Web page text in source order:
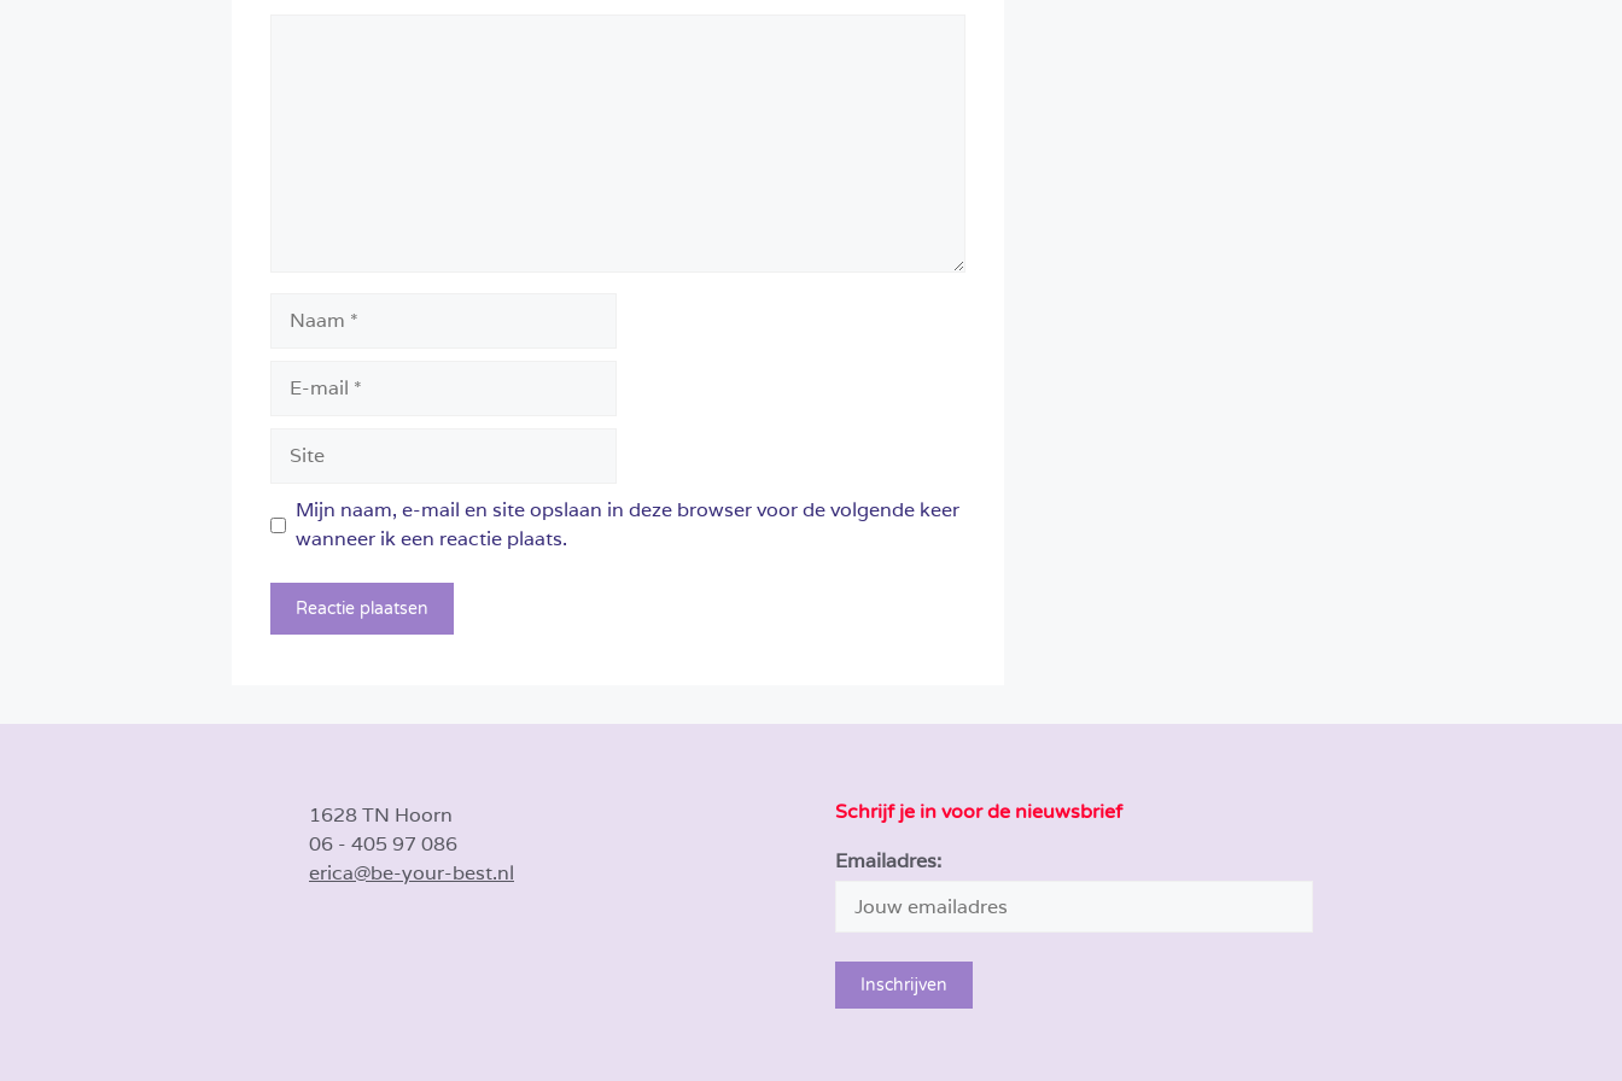
mail
Mijn naam, e-mail en site opslaan in deze browser voor de volgende keer
wanneer ik een reactie plaats.
1628 TN Hoorn
06 - 405 97 086
erica@be-your-best.nl
Schrijf je in voor de nieuwsbrief
Emailadres: